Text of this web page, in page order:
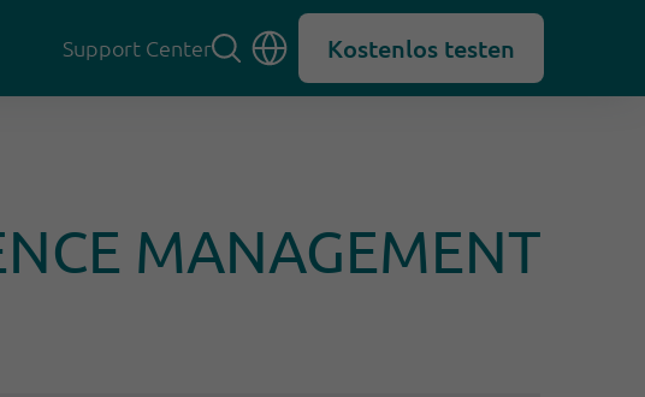
Support Center Kostenlos testen
MANAGEMENT